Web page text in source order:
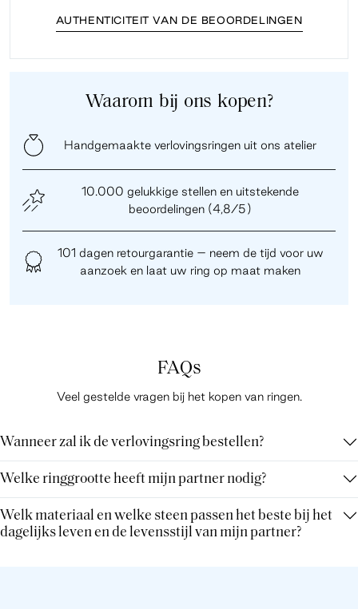
AUTHENTICITEIT VAN DE BEOORDELINGEN
Waarom bij ons kopen?
Handgemaakte verlovingsringen uit ons atelier
10.000 gelukkige stellen en uitstekende
beoordelingen (4,8/5)
101 dagen retourgarantie – neem de tijd voor uw
aanzoek en laat uw ring op maat maken
FAQs
Veel gestelde vragen bij het kopen van ringen.
Wanneer zal ik de verlovingsring bestellen?
Welke ringgrootte heeft mijn partner nodig?
Welk materiaal en welke steen passen het beste bij het
dagelijks leven en de levensstijl van mijn partner?